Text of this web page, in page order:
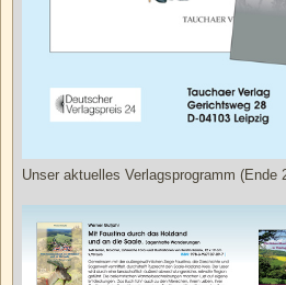
Unser aktuelles Verlagsprogramm (Ende